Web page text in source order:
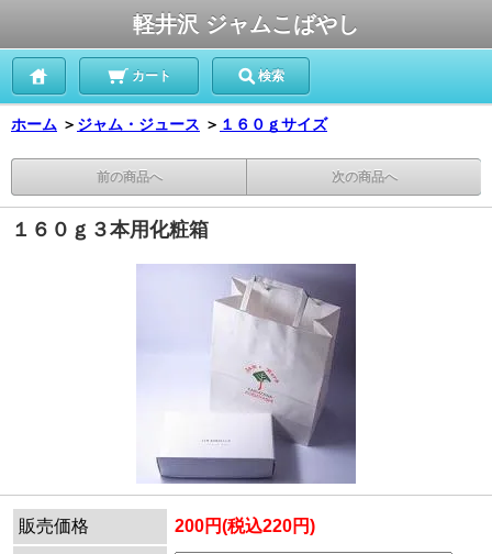
軽井沢 ジャムこばやし
カート 検索
ホーム ＞ ジャム・ジュース ＞ １６０ｇサイズ
前の商品へ 次の商品へ
１６０ｇ３本用化粧箱
販売価格 200円(税込220円)